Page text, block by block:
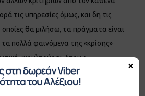
τις υπηρεσίες όμως, και δη τις
οποίες θα μιλήσω, τα πράγματα είναι
πολλά φαινόμενα της «κρίσης»
«κουλτούρα» όπου ο
πλέον «πεινασμένος» και άρα θα
στον εκάστοτε πελάτη γιατί τον
×